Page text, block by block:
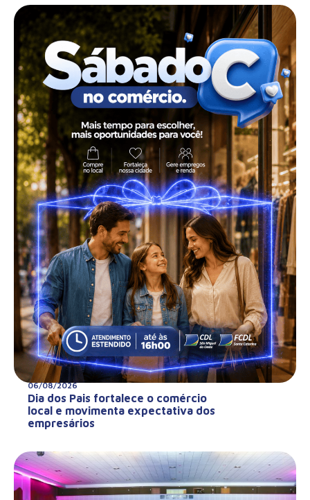
06/08/2026
Dia dos Pais fortalece o comércio
local e movimenta expectativa dos
empresários